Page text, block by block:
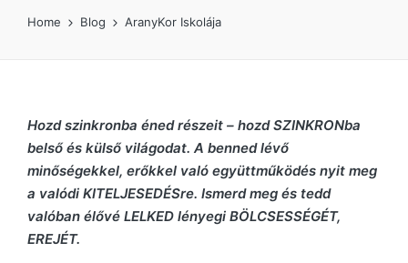
Home Blog AranyKor Iskolája
Hozd szinkronba éned részeit – hozd SZINKRONba
belső és külső világodat. A benned lévő
minőségekkel, erőkkel való együttműködés nyit meg
a valódi KITELJESEDÉSre. Ismerd meg és tedd
valóban élővé LELKED lényegi BÖLCSESSÉGÉT,
EREJÉT.